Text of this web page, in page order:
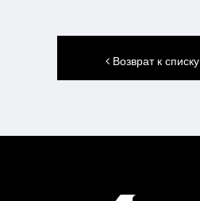
Возврат к списку